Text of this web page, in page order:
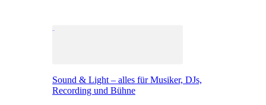
Sound & Light – alles für Musiker, DJs,
Recording und Bühne